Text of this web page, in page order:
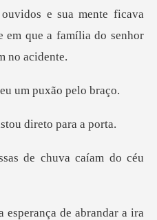
ouvi
um
di
sas de chuva caíam do céu
esperança de a